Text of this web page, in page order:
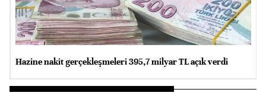
Hazine nakit gerçekleşmeleri 395,7 milyar TL açık verdi